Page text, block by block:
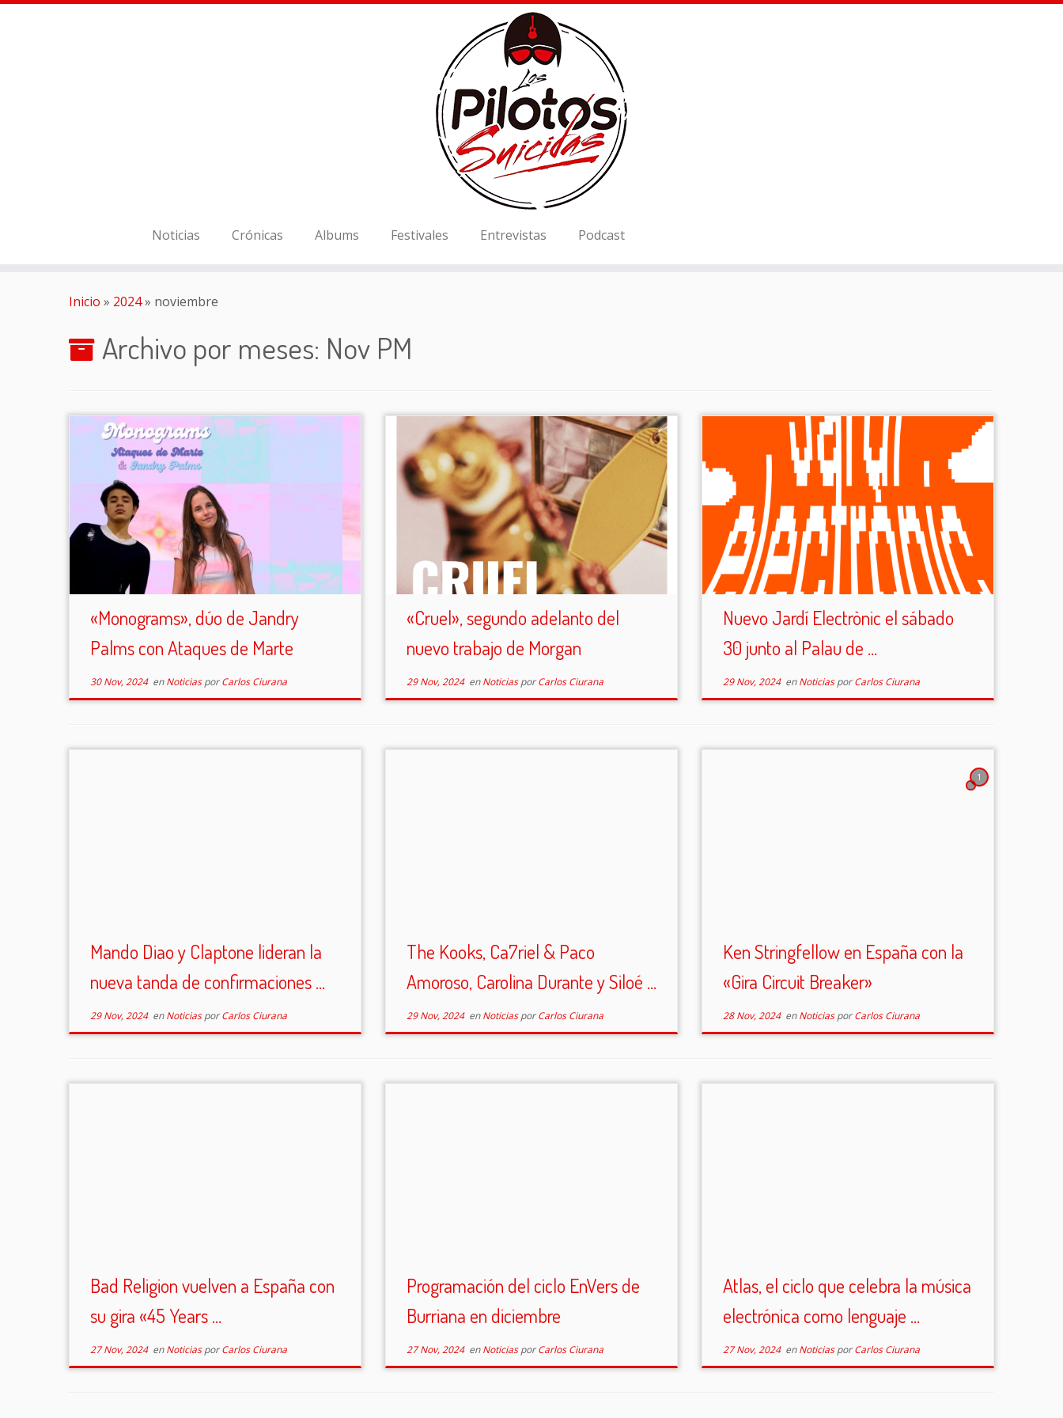
Noticias Crónicas Albums Festivales Entrevistas Podcast
Inicio » 2024» noviembre
Archivo por meses: Nov PM
«Monograms», dúo de Jandry
Palms con Ataques de Marte
30 Nov, 2024enNoticiasporCarlos Ciurana
«Cruel», segundo adelanto del
nuevo trabajo de Morgan
29 Nov, 2024enNoticiasporCarlos Ciurana
Nuevo Jardí Electrònic el sábado
30 junto al Palau de ...
29 Nov, 2024enNoticiasporCarlos Ciurana
Mando Diao y Claptone lideran la
nueva tanda de confirmaciones ...
29 Nov, 2024enNoticiasporCarlos Ciurana
The Kooks, Ca7riel & Paco
Amoroso, Carolina Durante y Siloé ...
29 Nov, 2024enNoticiasporCarlos Ciurana
1
Ken Stringfellow en España con la
«Gira Circuit Breaker»
28 Nov, 2024enNoticiasporCarlos Ciurana
Bad Religion vuelven a España con
su gira «45 Years ...
27 Nov, 2024enNoticiasporCarlos Ciurana
Programación del ciclo EnVers de
Burriana en diciembre
27 Nov, 2024enNoticiasporCarlos Ciurana
Atlas, el ciclo que celebra la música
electrónica como lenguaje ...
27 Nov, 2024enNoticiasporCarlos Ciurana